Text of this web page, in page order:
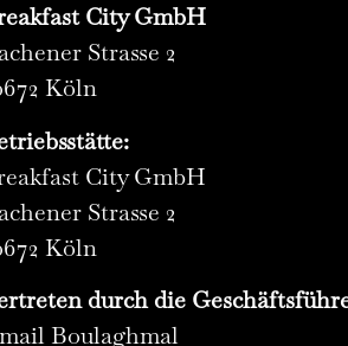
City GmbH
Strasse 2
Köln
City GmbH
Strasse 2
Köln
durch die
Boulaghmal